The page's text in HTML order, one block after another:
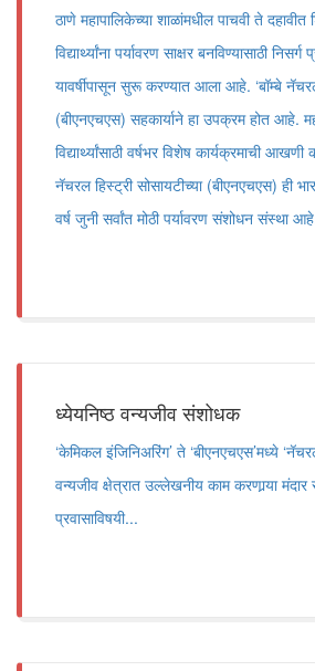
ठाणे महापालिकेच्या शाळांमधील पाचवी ते दहावीत
विद्यार्थ्यांना पर्यावरण साक्षर बनविण्यासाठी
यावर्षीपासून सुरू करण्यात आला आहे. ‘बॉम्बे नॅचरल
(बीएनएचएस) सहकार्याने हा उपक्रम होत आहे.
विद्यार्थ्यांसाठी वर्षभर विशेष कार्यक्रमाची
नॅचरल हिस्ट्री सोसायटीच्या (बीएनएचएस) ही
वर्ष जुनी सर्वांत मोठी पर्यावरण संशोधन संस्था
ध्येयनिष्ठ वन्यजीव संशोधक
‘केमिकल इंजिनिअरिंग’ ते ‘बीएनएचएस’मध्ये
वन्यजीव क्षेत्रात उल्लेखनीय काम करणार्‍या मंदार
प्रवासाविषयी...